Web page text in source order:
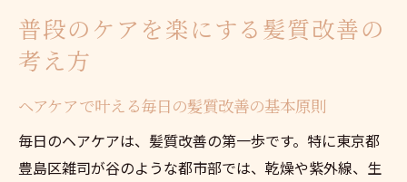
普段のケアを楽にする髪質改善の
考え方
ヘアケアで叶える毎日の髪質改善の基本原則
毎日のヘアケアは、髪質改善の第一歩です。特に東京都
豊島区雑司が谷のような都市部では、乾燥や紫外線、生